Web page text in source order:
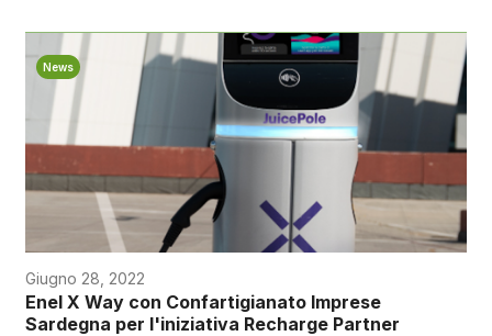
News
Giugno 28, 2022
Enel X Way con Confartigianato Imprese
Sardegna per l'iniziativa Recharge Partner